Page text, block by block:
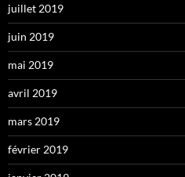
juillet 2019
juin 2019
mai 2019
avril 2019
mars 2019
février 2019